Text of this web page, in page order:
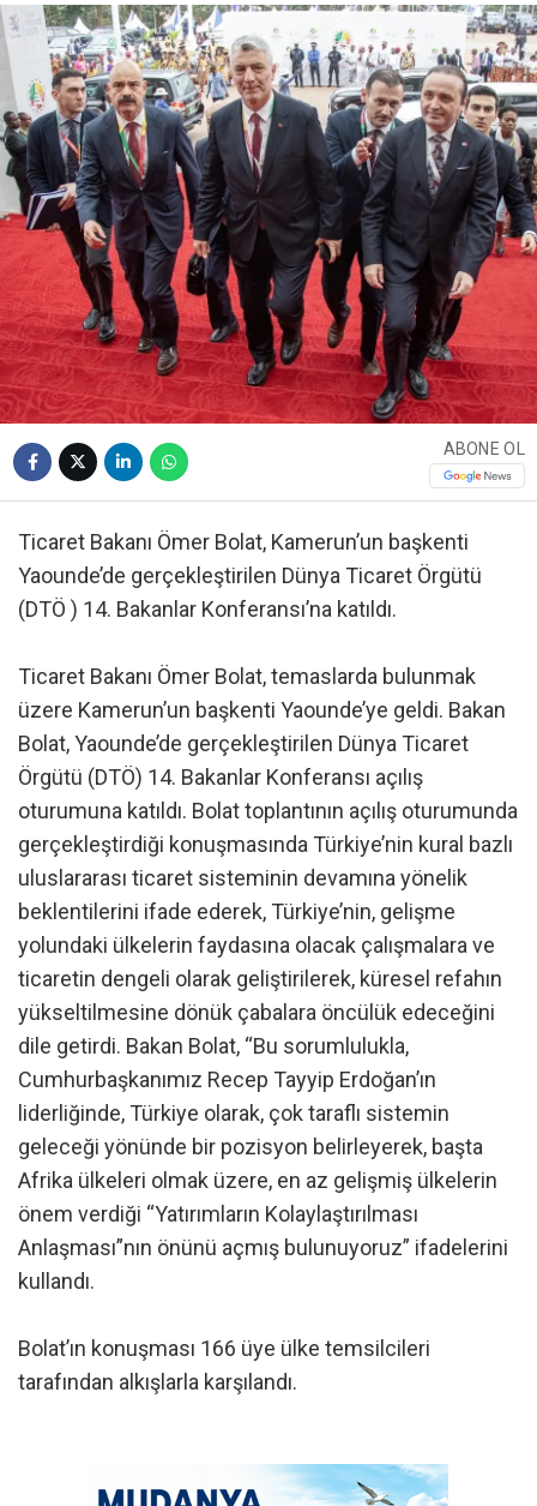
ABONE OL
Ticaret Bakanı Ömer Bolat, Kamerun’un başkenti
Yaounde’de gerçekleştirilen Dünya Ticaret Örgütü
(DTÖ ) 14. Bakanlar Konferansı’na katıldı.
Ticaret Bakanı Ömer Bolat, temaslarda bulunmak
üzere Kamerun’un başkenti Yaounde’ye geldi. Bakan
Bolat, Yaounde’de gerçekleştirilen Dünya Ticaret
Örgütü (DTÖ) 14. Bakanlar Konferansı açılış
oturumuna katıldı. Bolat toplantının açılış oturumunda
gerçekleştirdiği konuşmasında Türkiye’nin kural bazlı
uluslararası ticaret sisteminin devamına yönelik
beklentilerini ifade ederek, Türkiye’nin, gelişme
yolundaki ülkelerin faydasına olacak çalışmalara ve
ticaretin dengeli olarak geliştirilerek, küresel refahın
yükseltilmesine dönük çabalara öncülük edeceğini
dile getirdi. Bakan Bolat, “Bu sorumlulukla,
Cumhurbaşkanımız Recep Tayyip Erdoğan’ın
liderliğinde, Türkiye olarak, çok taraflı sistemin
geleceği yönünde bir pozisyon belirleyerek, başta
Afrika ülkeleri olmak üzere, en az gelişmiş ülkelerin
önem verdiği “Yatırımların Kolaylaştırılması
Anlaşması”nın önünü açmış bulunuyoruz” ifadelerini
kullandı.
Bolat’ın konuşması 166 üye ülke temsilcileri
tarafından alkışlarla karşılandı.